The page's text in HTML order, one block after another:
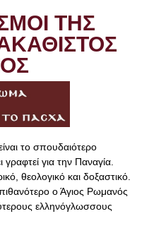
ΤΗΣ
το σπουδαιότερο
γραφτεί για την Παναγία.
θεολογικό και δοξαστικό.
ο Άγιος Ρωμανός
ελληνόγλωσσους